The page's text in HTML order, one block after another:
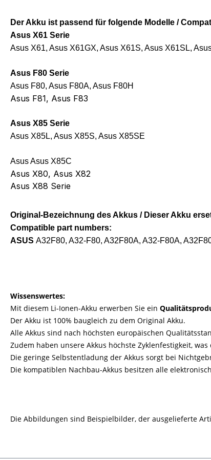
Der Akku ist passend für folgende Modelle /
Asus X61 Serie
Asus X61, Asus X61GX, Asus X61S, Asus X61SL,
Asus F80 Serie
Asus F80, Asus F80A, Asus F80H
Asus F81, Asus F83
Asus X85 Serie
Asus X85L, Asus X85S, Asus X85SE
Asus Asus X85C
Asus X80, Asus X82
Asus X88 Serie
Original-Bezeichnung des Akkus / Dieser Akku
Compatible part numbers:
ASUS A32F80, A32-F80, A32F80A, A32-F80A,
Wissenswertes:
Mit diesem Li-Ionen-Akku erwerben Sie ein
Der Akku ist 100% baugleich zu dem Original Akku.
Alle Akkus sind nach höchsten europäischen
Zudem haben unsere Akkus höchste Zyklenfestigkeit,
Die geringe Selbstentladung der Akkus sorgt bei
Die kompatiblen Nachbau-Akkus besitzen alle
Die Abbildungen sind Beispielbilder, der ausgelieferte